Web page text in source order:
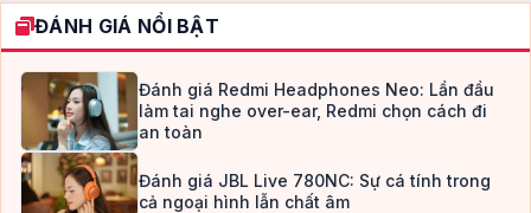
ĐÁNH GIÁ NỔI BẬT
Đánh giá Redmi Headphones Neo: Lần đầu
làm tai nghe over-ear, Redmi chọn cách đi
an toàn
Đánh giá JBL Live 780NC: Sự cá tính trong
cả ngoại hình lẫn chất âm